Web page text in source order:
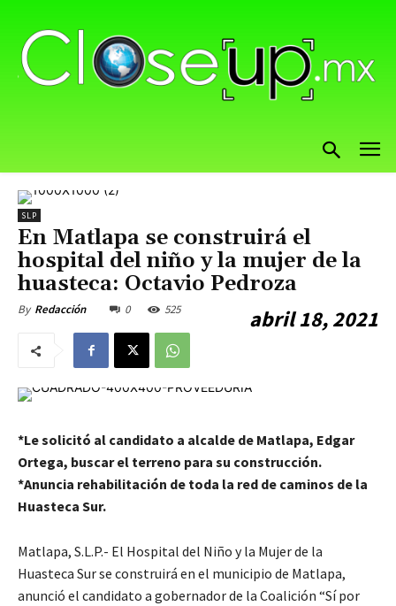
SLP
En Matlapa se construirá el
hospital del niño y la mujer de la
huasteca: Octavio Pedroza
By Redacción abril 18, 2021
0 525
*Le solicitó al candidato a alcalde de Matlapa, Edgar
Ortega, buscar el terreno para su construcción.
*Anuncia rehabilitación de toda la red de caminos de la
Huasteca Sur.
Matlapa, S.L.P.- El Hospital del Niño y la Mujer de la
Huasteca Sur se construirá en el municipio de Matlapa,
anunció el candidato a gobernador de la Coalición “Sí por